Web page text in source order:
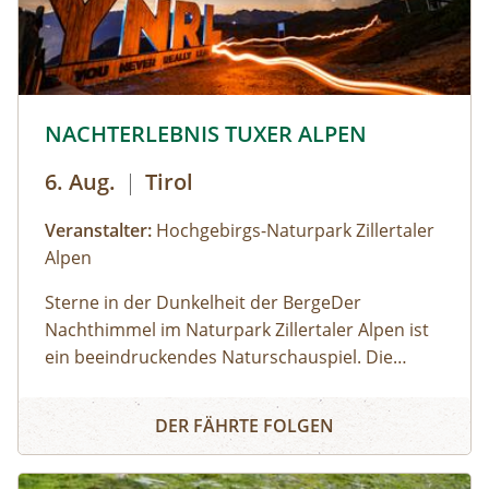
NACHTERLEBNIS TUXER ALPEN
6. Aug. | Tirol
Veranstalter: Hochgebirgs-Naturpark Zillertaler
Alpen
Sterne in der Dunkelheit der BergeDer
Nachthimmel im Naturpark Zillertaler Alpen ist
ein beeindruckendes Naturschauspiel. Die
zu den Regionen, wo man den dunklen
Nachthimmel mit seinen leuchtenden Sternen
NACHTERLEBNIS TUXER ALPEN
DER FÄHRTE FOLGEN